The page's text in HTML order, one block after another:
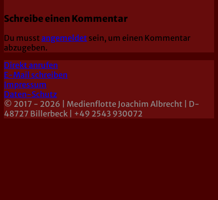
Schreibe einen Kommentar
Du musst angemeldet sein, um einen Kommentar
abzugeben.
Direkt anrufen
E-Mail schreiben
Impressum
Daten-Schutz
© 2017 - 2026 | Medienflotte Joachim Albrecht | D-
48727 Billerbeck | +49 2543 930072